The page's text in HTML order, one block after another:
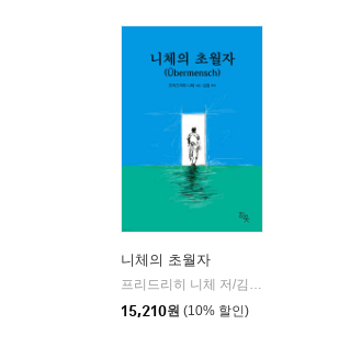
니체의 초월자
프리드리히 니체 저/김철 편역
15,210원 (10% 할인)